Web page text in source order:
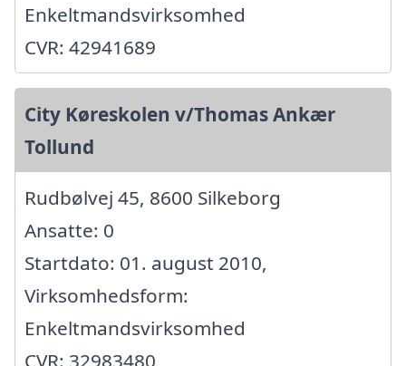
Enkeltmandsvirksomhed
CVR: 42941689
City Køreskolen v/Thomas Ankær
Tollund
Rudbølvej 45, 8600 Silkeborg
Ansatte: 0
Startdato: 01. august 2010,
Virksomhedsform:
Enkeltmandsvirksomhed
CVR: 32983480